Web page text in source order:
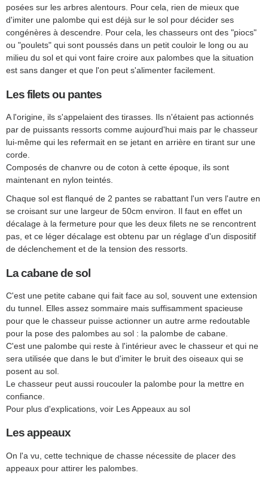
posées sur les arbres alentours. Pour cela, rien de mieux que
d'imiter une palombe qui est déjà sur le sol pour décider ses
congénères à descendre. Pour cela, les chasseurs ont des "piocs"
ou "poulets" qui sont poussés dans un petit couloir le long ou au
milieu du sol et qui vont faire croire aux palombes que la situation
est sans danger et que l'on peut s'alimenter facilement.
Les filets ou pantes
A l'origine, ils s'appelaient des tirasses. Ils n'étaient pas actionnés
par de puissants ressorts comme aujourd'hui mais par le chasseur
lui-même qui les refermait en se jetant en arrière en tirant sur une
corde.
Composés de chanvre ou de coton à cette époque, ils sont
maintenant en nylon teintés.
Chaque sol est flanqué de 2 pantes se rabattant l'un vers l'autre en
se croisant sur une largeur de 50cm environ. Il faut en effet un
décalage à la fermeture pour que les deux filets ne se rencontrent
pas, et ce léger décalage est obtenu par un réglage d'un dispositif
de déclenchement et de la tension des ressorts.
La cabane de sol
C'est une petite cabane qui fait face au sol, souvent une extension
du tunnel. Elles assez sommaire mais suffisamment spacieuse
pour que le chasseur puisse actionner un autre arme redoutable
pour la pose des palombes au sol : la palombe de cabane.
C'est une palombe qui reste à l'intérieur avec le chasseur et qui ne
sera utilisée que dans le but d'imiter le bruit des oiseaux qui se
posent au sol.
Le chasseur peut aussi roucouler la palombe pour la mettre en
confiance.
Pour plus d'explications, voir Les Appeaux au sol
Les appeaux
On l'a vu, cette technique de chasse nécessite de placer des
appeaux pour attirer les palombes.